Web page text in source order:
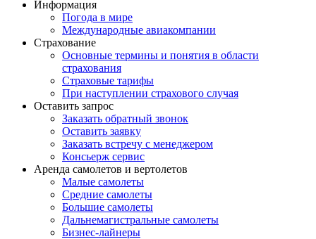
Информация
Погода в мире
Международные авиакомпании
Страхование
Основные термины и понятия в области
страхования
Страховые тарифы
При наступлении страхового случая
Оставить запрос
Заказать обратный звонок
Оставить заявку
Заказать встречу с менеджером
Консьерж сервис
Аренда самолетов и вертолетов
Малые самолеты
Средние самолеты
Большие самолеты
Дальнемагистральные самолеты
Бизнес-лайнеры